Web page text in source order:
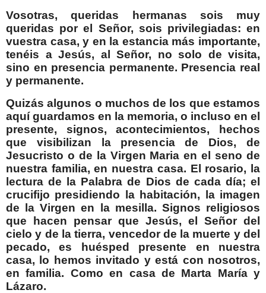
Vosotras, queridas hermanas sois muy
queridas por el Señor, sois privilegiadas: en
vuestra casa, y en la estancia más importante,
tenéis a Jesús, al Señor, no solo de visita,
sino en presencia permanente. Presencia real
y permanente.
Quizás algunos o muchos de los que estamos
aquí guardamos en la memoria, o incluso en el
presente, signos, acontecimientos, hechos
que visibilizan la presencia de Dios, de
Jesucristo o de la Virgen Maria en el seno de
nuestra familia, en nuestra casa. El rosario, la
lectura de la Palabra de Dios de cada día; el
crucifijo presidiendo la habitación, la imagen
de la Virgen en la mesilla. Signos religiosos
que hacen pensar que Jesús, el Señor del
cielo y de la tierra, vencedor de la muerte y del
pecado, es huésped presente en nuestra
casa, lo hemos invitado y está con nosotros,
en familia. Como en casa de Marta María y
Lázaro.